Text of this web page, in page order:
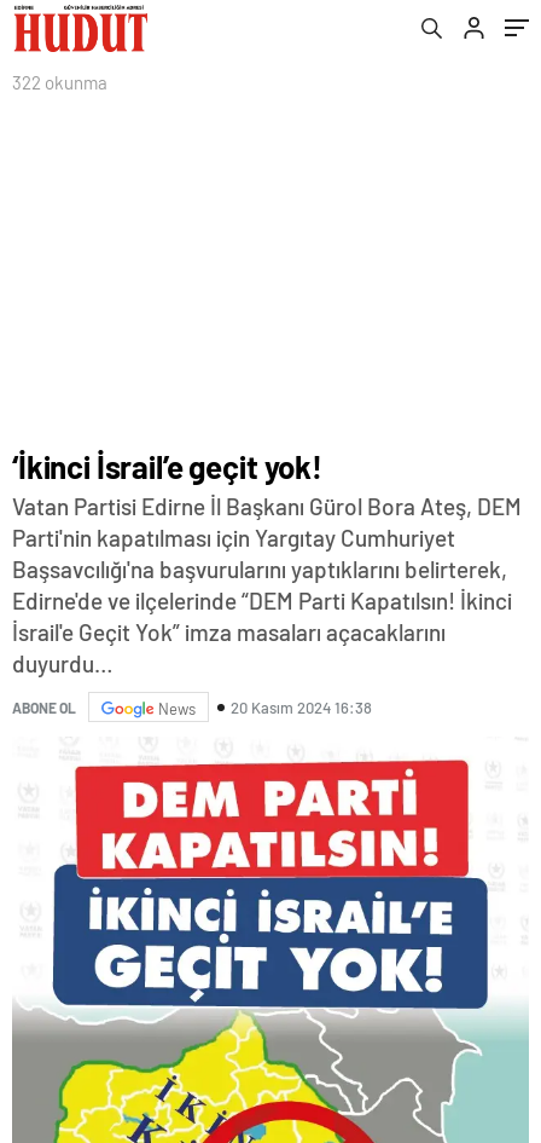
322 okunma
‘İkinci İsrail’e geçit yok!
Vatan Partisi Edirne İl Başkanı Gürol Bora Ateş, DEM
Parti'nin kapatılması için Yargıtay Cumhuriyet
Başsavcılığı'na başvurularını yaptıklarını belirterek,
Edirne'de ve ilçelerinde “DEM Parti Kapatılsın! İkinci
İsrail'e Geçit Yok” imza masaları açacaklarını
duyurdu…
ABONE OL News 20 Kasım 2024 16:38